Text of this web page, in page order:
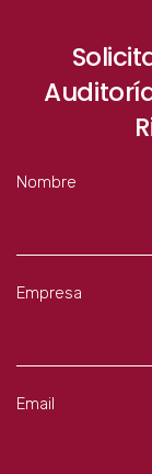
Nombre
Empresa
Email